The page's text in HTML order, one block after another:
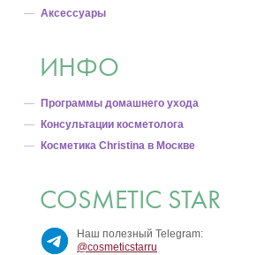
Аксессуары
ИНФО
Программы домашнего ухода
Консультации косметолога
Косметика Christina в Москве
COSMETIC STAR
Наш полезный Telegram:
@cosmeticstarru